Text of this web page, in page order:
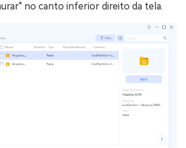
no canto inferior direito da tela.